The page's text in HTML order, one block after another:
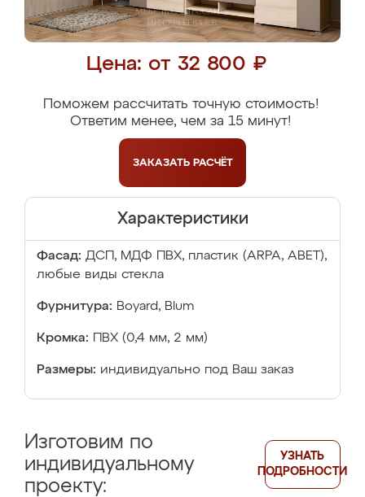
Цена: от 32 800 ₽
Поможем рассчитать точную стоимость!
Ответим менее, чем за 15 минут!
ЗАКАЗАТЬ РАСЧЁТ
Характеристики
Фасад: ДСП, МДФ ПВХ, пластик (ARPA, ABET),
любые виды стекла
Фурнитура: Boyard, Blum
Кромка: ПВХ (0,4 мм, 2 мм)
Размеры: индивидуально под Ваш заказ
Изготовим по
индивидуальному
проекту:
УЗНАТЬ
ПОДРОБНОСТИ